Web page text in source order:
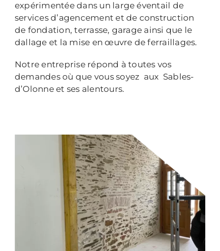
expérimentée dans un large éventail de
services d’agencement et de construction
de fondation, terrasse, garage ainsi que le
dallage et la mise en œuvre de ferraillages.
Notre entreprise répond à toutes vos
demandes où que vous soyez aux Sables-
d’Olonne et ses alentours.